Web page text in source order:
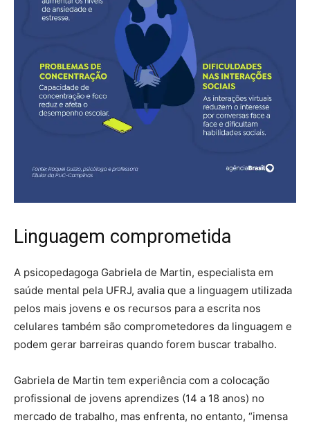
Linguagem comprometida
A psicopedagoga Gabriela de Martin, especialista em
saúde mental pela UFRJ, avalia que a linguagem utilizada
pelos mais jovens e os recursos para a escrita nos
celulares também são comprometedores da linguagem e
podem gerar barreiras quando forem buscar trabalho.
Gabriela de Martin tem experiência com a colocação
profissional de jovens aprendizes (14 a 18 anos) no
mercado de trabalho, mas enfrenta, no entanto, “imensa